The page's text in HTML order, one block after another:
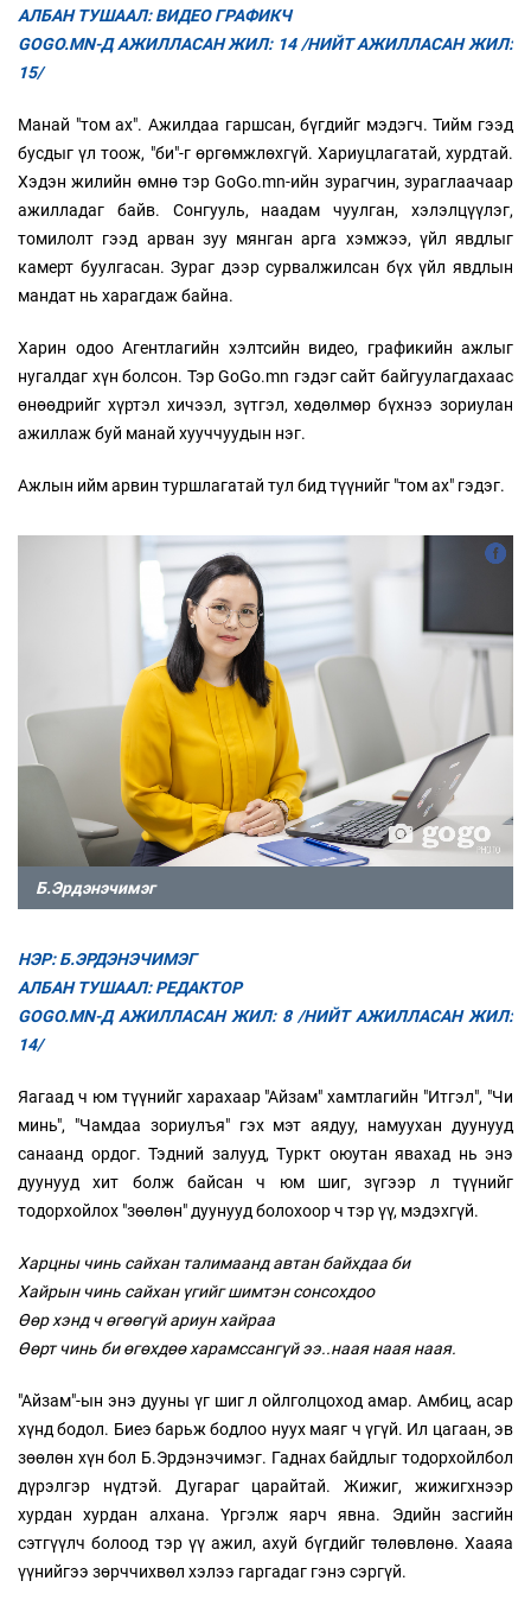
АЛБАН ТУШААЛ: ВИДЕО ГРАФИКЧ
GOGO.MN-Д АЖИЛЛАСАН ЖИЛ: 14 /НИЙТ АЖИЛЛАСАН ЖИЛ:
15/
Манай "том ах". Ажилдаа гаршсан, бүгдийг мэдэгч. Тийм гээд
бусдыг үл тоож, "би"-г өргөмжлөхгүй. Хариуцлагатай, хурдтай.
Хэдэн жилийн өмнө тэр GoGo.mn-ийн зурагчин, зураглаачаар
ажилладаг байв. Сонгууль, наадам чуулган, хэлэлцүүлэг,
томилолт гээд арван зуу мянган арга хэмжээ, үйл явдлыг
камерт буулгасан. Зураг дээр сурвалжилсан бүх үйл явдлын
мандат нь харагдаж байна.
Харин одоо Агентлагийн хэлтсийн видео, графикийн ажлыг
нугалдаг хүн болсон. Тэр GoGo.mn гэдэг сайт байгуулагдахаас
өнөөдрийг хүртэл хичээл, зүтгэл, хөдөлмөр бүхнээ зориулан
ажиллаж буй манай хууччуудын нэг.
Ажлын ийм арвин туршлагатай тул бид түүнийг "том ах" гэдэг.
Б.Эрдэнэчимэг
НЭР: Б.ЭРДЭНЭЧИМЭГ
АЛБАН ТУШААЛ: РЕДАКТОР
GOGO.MN-Д АЖИЛЛАСАН ЖИЛ: 8 /НИЙТ АЖИЛЛАСАН ЖИЛ:
14/
Яагаад ч юм түүнийг харахаар "Айзам" хамтлагийн "Итгэл", "Чи
минь", "Чамдаа зориулъя" гэх мэт аядуу, намуухан дуунууд
санаанд ордог. Тэдний залууд, Туркт оюутан явахад нь энэ
дуунууд хит болж байсан ч юм шиг, зүгээр л түүнийг
тодорхойлох "зөөлөн" дуунууд болохоор ч тэр үү, мэдэхгүй.
Харцны чинь сайхан талимаанд автан байхдаа би
Хайрын чинь сайхан үгийг шимтэн сонсохдоо
Өөр хэнд ч өгөөгүй ариун хайраа
Өөрт чинь би өгөхдөө харамссангүй ээ..наая наая наая.
"Айзам"-ын энэ дууны үг шиг л ойлголцоход амар. Амбиц, асар
хүнд бодол. Биеэ барьж бодлоо нуух маяг ч үгүй. Ил цагаан, эв
зөөлөн хүн бол Б.Эрдэнэчимэг. Гаднах байдлыг тодорхойлбол
дүрэлгэр нүдтэй. Дугараг царайтай. Жижиг, жижигхнээр
хурдан хурдан алхана. Үргэлж яарч явна. Эдийн засгийн
сэтгүүлч болоод тэр үү ажил, ахуй бүгдийг төлөвлөнө. Хааяа
үүнийгээ зөрччихвөл хэлээ гаргадаг гэнэ сэргүй.